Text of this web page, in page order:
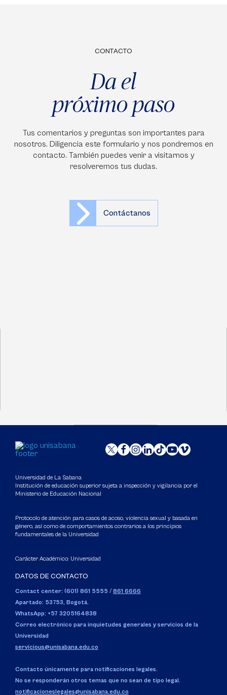
CONTACTO
Da el
próximo paso
Tus comentarios y preguntas son importantes para
nosotros. Diligencia este formulario y nos pondremos en
contacto. También puedes venir a visitarnos y
resolveremos tus dudas.
Contáctanos
Universidad de La Sabana
Institución de educación superior sujeta a inspección y vigilancia por el
Ministerio de Educación Nacional
Protocolo de atención para casos de acoso, violencia sexual y basada en
género, así como de comportamientos contrarios a los principios
fundamentales de la Universidad
Carácter Académico: Universidad
DATOS DE CONTACTO
Contact center: (601) 861 5555 / 861 6666
Apartado: 53753, Bogotá.
WhatsApp: +57 3205164838
Correo electrónico para inquietudes generales y servicios de la
Universidad
servicious@unisabana.edu.co
Contacto únicamente para notificaciones legales.
No se responderán otros temas que no sean de tipo legal.
notificacioneslegales@unisabana.edu.co